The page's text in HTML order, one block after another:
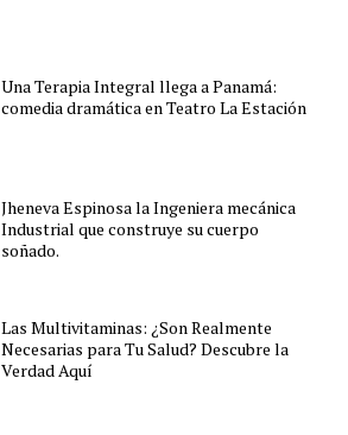
Una Terapia Integral llega a Panamá:
comedia dramática en Teatro La Estación
Jheneva Espinosa la Ingeniera mecánica
Industrial que construye su cuerpo
soñado.
Las Multivitaminas: ¿Son Realmente
Necesarias para Tu Salud? Descubre la
Verdad Aquí